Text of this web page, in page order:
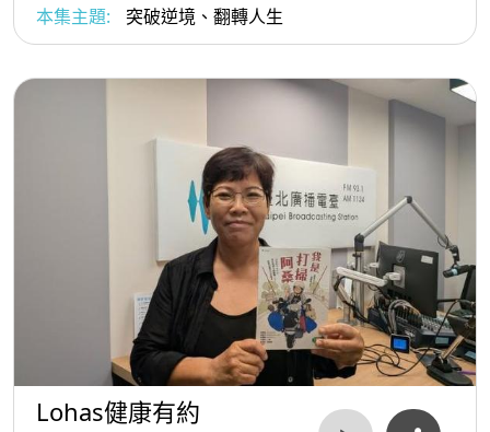
本集主題:
突破逆境、翻轉人生
Lohas健康有約